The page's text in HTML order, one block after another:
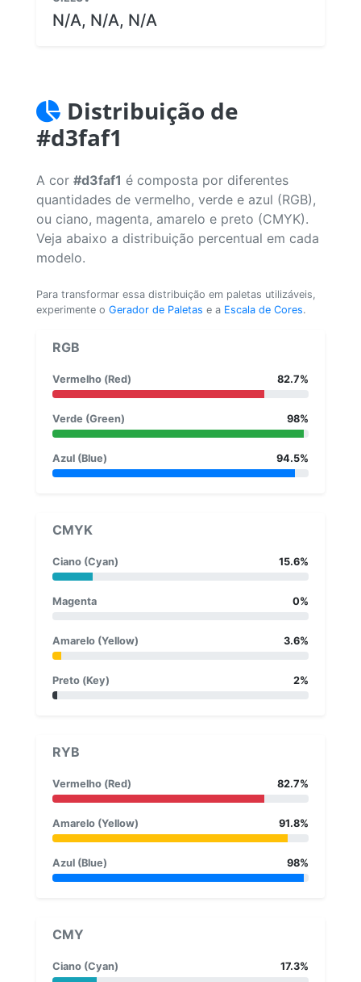
N/A, N/A, N/A
Distribuição de
#d3faf1
A cor #d3faf1 é composta por diferentes
quantidades de vermelho, verde e azul (RGB),
ou ciano, magenta, amarelo e preto (CMYK).
Veja abaixo a distribuição percentual em cada
modelo.
Para transformar essa distribuição em paletas utilizáveis,
experimente o Gerador de Paletas e a Escala de Cores.
RGB
Vermelho (Red) 82.7%
Verde (Green) 98%
Azul (Blue) 94.5%
CMYK
Ciano (Cyan) 15.6%
Magenta 0%
Amarelo (Yellow) 3.6%
Preto (Key) 2%
RYB
Vermelho (Red) 82.7%
Amarelo (Yellow) 91.8%
Azul (Blue) 98%
CMY
Ciano (Cyan) 17.3%